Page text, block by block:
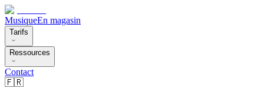
MusiqueEn magasin
Tarifs
Ressources
Contact
🇫🇷